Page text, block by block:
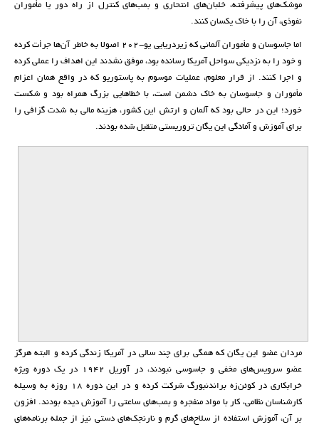
موشک‌های پیشرفته، خلبان‌های انتحاری و بمب‌های کنترل از راه دور یا مأموران
نفوذی، آن را با خاک یکسان کنند.
اما جاسوسان و مأموران آلمانی که زیردریایی یو-۲۰۲ اصولا به خاطر آن‌ها جرأت کرده
و خود را به نزدیکی سواحل آمریکا رسانده بود، موفق نشدند این اهداف را عملی کرده
و اجرا کنند. از قرار معلوم، عملیات موسوم به پاستوریو که در واقع همان اعزام
مأموران و جاسوسان به خاک دشمن است، با خطاهایی بزرگ همراه بود و شکست
خورد؛ این در حالی بود که آلمان و ارتش این کشور، هزینه مالی به شدت گزافی را
برای آموزش و آمادگی این یگان تروریستی متقبل شده بودند.
مردان عضو این یگان که همگی برای چند سالی در آمریکا زندگی کرده و البته هرگز
عضو سرویس‌های مخفی و جاسوسی نبودند، در آوریل ۱۹۴۲ در یک دوره ویژه
خرابکاری در کوئن‌زه براندنبورگ شرکت کرده و در این دوره ۱۸ روزه به ‌وسیله
کارشناسان نظامی، کار با مواد منفجره و بمب‌های ساعتی را آموزش دیده بودند. افزون
بر آن، آموزش استفاده از سلاح‌های گرم و نارنجک‌های دستی نیز از جمله برنامه‌های